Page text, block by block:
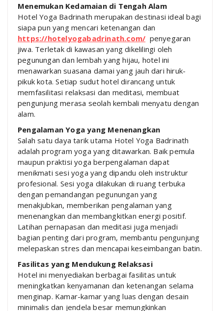
Menemukan Kedamaian di Tengah Alam
Hotel Yoga Badrinath merupakan destinasi ideal bagi
siapa pun yang mencari ketenangan dan
https://hotelyogabadrinath.com/ penyegaran
jiwa. Terletak di kawasan yang dikelilingi oleh
pegunungan dan lembah yang hijau, hotel ini
menawarkan suasana damai yang jauh dari hiruk-
pikuk kota. Setiap sudut hotel dirancang untuk
memfasilitasi relaksasi dan meditasi, membuat
pengunjung merasa seolah kembali menyatu dengan
alam.
Pengalaman Yoga yang Menenangkan
Salah satu daya tarik utama Hotel Yoga Badrinath
adalah program yoga yang ditawarkan. Baik pemula
maupun praktisi yoga berpengalaman dapat
menikmati sesi yoga yang dipandu oleh instruktur
profesional. Sesi yoga dilakukan di ruang terbuka
dengan pemandangan pegunungan yang
menakjubkan, memberikan pengalaman yang
menenangkan dan membangkitkan energi positif.
Latihan pernapasan dan meditasi juga menjadi
bagian penting dari program, membantu pengunjung
melepaskan stres dan mencapai keseimbangan batin.
Fasilitas yang Mendukung Relaksasi
Hotel ini menyediakan berbagai fasilitas untuk
meningkatkan kenyamanan dan ketenangan selama
menginap. Kamar-kamar yang luas dengan desain
minimalis dan jendela besar memungkinkan